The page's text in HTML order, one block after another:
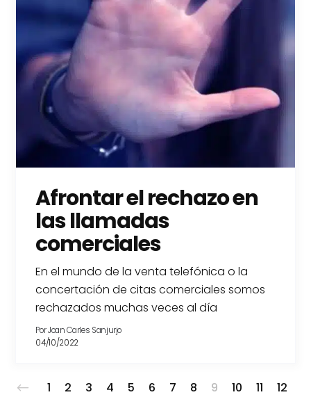
Afrontar el rechazo en
las llamadas
comerciales
En el mundo de la venta telefónica o la
concertación de citas comerciales somos
rechazados muchas veces al día
PorJoan Carles Sanjurjo
04/10/2022
1 2 3 4 5 6 7 8 9 10 11
12